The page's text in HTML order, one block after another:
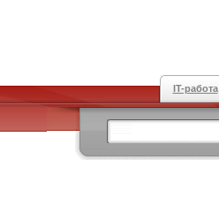
IT-работа